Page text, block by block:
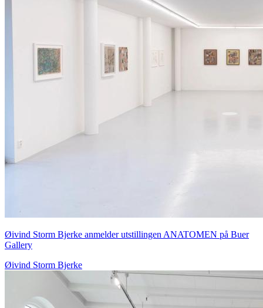
Øivind Storm Bjerke anmelder utstillingen ANATOMEN på Buer
Gallery
Øivind Storm Bjerke